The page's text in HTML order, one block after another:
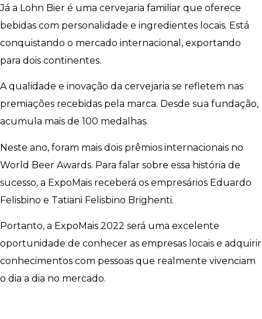
Já a Lohn Bier é uma cervejaria familiar que oferece
bebidas com personalidade e ingredientes locais. Está
conquistando o mercado internacional, exportando
para dois continentes.
A qualidade e inovação da cervejaria se refletem nas
premiações recebidas pela marca. Desde sua fundação,
acumula mais de 100 medalhas.
Neste ano, foram mais dois prêmios internacionais no
World Beer Awards. Para falar sobre essa história de
sucesso, a ExpoMais receberá os empresários Eduardo
Felisbino e Tatiani Felisbino Brighenti.
Portanto, a ExpoMais 2022 será uma excelente
oportunidade de conhecer as empresas locais e adquirir
conhecimentos com pessoas que realmente vivenciam
o dia a dia no mercado.